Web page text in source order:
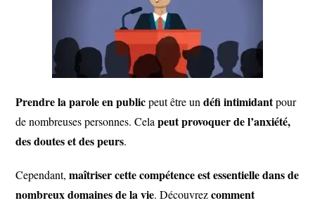
Prendre la parole en publicpeut être undéfi intimidantpour
de nombreuses personnes. Celapeut provoquer de l’anxiété,
des doutes et des peurs.
Cependant,maîtriser cette compétence est essentielle dans de
nombreux domaines de la vie. Découvrezcomment